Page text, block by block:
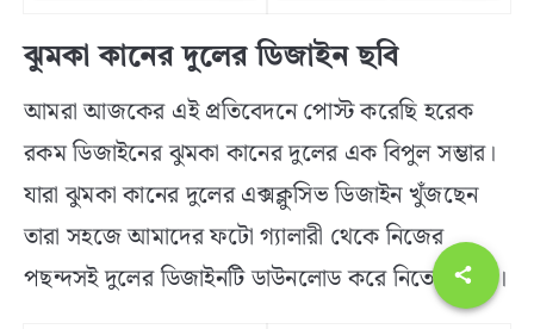
ঝুমকা কানের দুলের ডিজাইন ছবি
আমরা আজকের এই প্রতিবেদনে পোস্ট করেছি হরেক
রকম ডিজাইনের ঝুমকা কানের দুলের এক বিপুল সম্ভার।
যারা ঝুমকা কানের দুলের এক্সক্লুসিভ ডিজাইন খুঁজছেন
তারা সহজে আমাদের ফটো গ্যালারী থেকে নিজের
পছন্দসই দুলের ডিজাইনটি ডাউনলোড করে নিতে পারেন।